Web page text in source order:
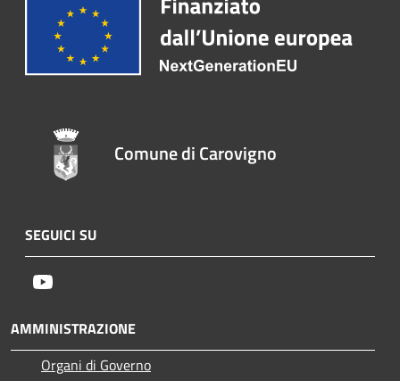
Comune di Carovigno
SEGUICI SU
AMMINISTRAZIONE
Organi di Governo